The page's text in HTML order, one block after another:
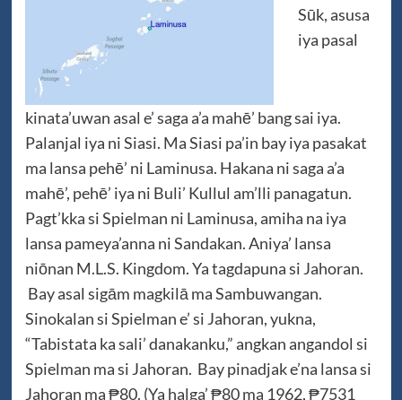
Sūk, asusa
iya pasal
kinata’uwan asal e’ saga a’a mahē’ bang sai iya.
Palanjal iya ni Siasi. Ma Siasi pa’in bay iya pasakat
ma lansa pehē’ ni Laminusa. Hakana ni saga a’a
mahē’, pehē’ iya ni Buli’ Kullul am’lli panagatun.
Pagt’kka si Spielman ni Laminusa, amiha na iya
lansa pameya’anna ni Sandakan. Aniya’ lansa
niōnan M.L.S. Kingdom. Ya tagdapuna si Jahoran.
Bay asal sigām magkilā ma Sambuwangan.
Sinokalan si Spielman e’ si Jahoran, yukna,
“Tabistata ka sali’ danakanku,” angkan angandol si
Spielman ma si Jahoran. Bay pinadjak e’na lansa si
Jahoran ma ₱80. (Ya halga’ ₱80 ma 1962, ₱7531